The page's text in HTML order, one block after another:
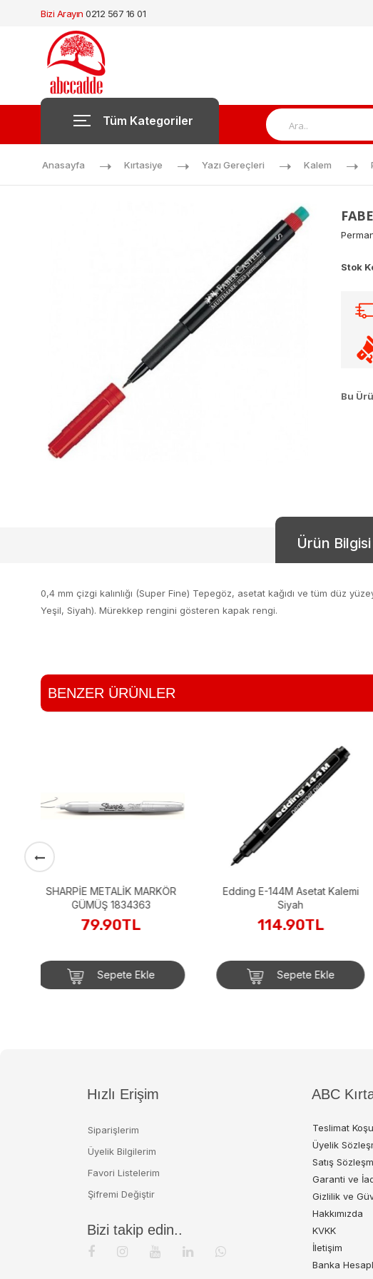
Bizi Arayın 0212 567 16 01
Tüm Kategoriler
Anasayfa Kırtasiye Yazı Gereçleri Kalem
Stok
Bu
Ürün Bilgisi
0,4 mm çizgi kalınlığı (Super Fine) Tepegöz, asetat kağıdı ve tüm düz
Yeşil, Siyah). Mürekkep rengini gösteren kapak rengi.
BENZER ÜRÜNLER
Edding E-144M Asetat Kalemi
Siyah
114.90TL
Sepete Ekle
KRAF PERMANENT MARKÖR
KESİK UÇ 230 KIRMIZI
49.90TL
Sepete Ekle
Hızlı Erişim
Siparişlerim
Üyelik Bilgilerim
Favori Listelerim
Şifremi Değiştir
Bizi takip edin..
ABC
Teslimat
Üyelik
Satış
Garanti ve
Gizlilik ve
Hakkımızda
KVKK
İletişim
Banka